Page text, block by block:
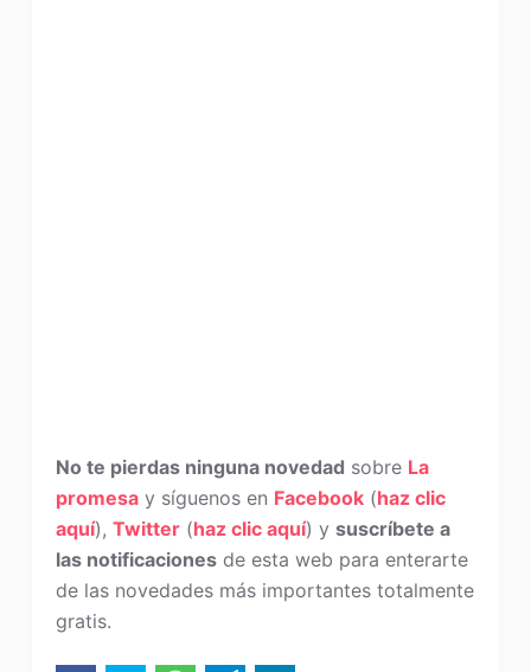
No te pierdas ninguna novedad sobre La
promesay síguenos en Facebook(haz clic
aquí), Twitter(haz clic aquí) y suscríbete a
las notificacionesde esta web para enterarte
de las novedades más importantes totalmente
gratis.